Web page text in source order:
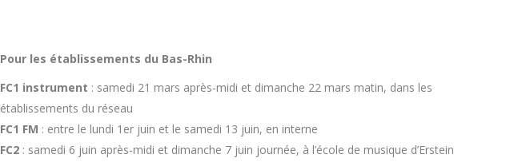
Pour les établissements du Bas-Rhin
FC1 instrument : samedi 21 mars après-midi et dimanche 22 mars matin, dans les
établissements du réseau
FC1 FM : entre le lundi 1er juin et le samedi 13 juin, en interne
FC2 : samedi 6 juin après-midi et dimanche 7 juin journée, à l’école de musique d’Erstein